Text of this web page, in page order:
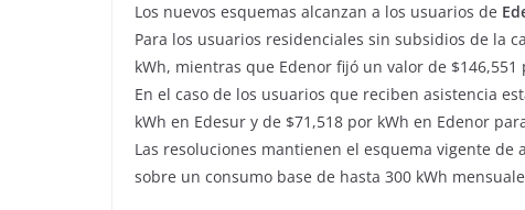
Los nuevos esquemas alcanzan a los usuarios de
Para los usuarios residenciales sin subsidios de la
kWh, mientras que Edenor fijó un valor de $146,551
En el caso de los usuarios que reciben asistencia
kWh en Edesur y de $71,518 por kWh en Edenor
Las resoluciones mantienen el esquema vigente
sobre un consumo base de hasta 300 kWh